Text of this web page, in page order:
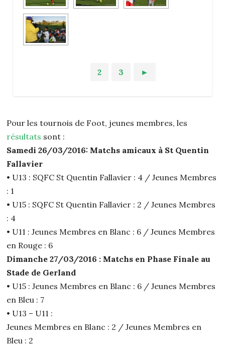
2 3 ►
Pour les tournois de Foot, jeunes membres, les
résultats sont :
Samedi 26/03/2016: Matchs amicaux à St Quentin
Fallavier
• U13 : SQFC St Quentin Fallavier : 4 / Jeunes Membres
: 1
• U15 : SQFC St Quentin Fallavier : 2 / Jeunes Membres
: 4
• U11 : Jeunes Membres en Blanc : 6 / Jeunes Membres
en Rouge : 6
Dimanche 27/03/2016 : Matchs en Phase Finale au
Stade de Gerland
• U15 : Jeunes Membres en Blanc : 6 / Jeunes Membres
en Bleu : 7
• U13 – U11 :
Jeunes Membres en Blanc : 2 / Jeunes Membres en
Bleu : 2